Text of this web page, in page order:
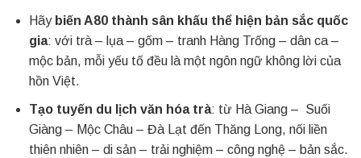
Hãy biến A80 thành sân khấu thể hiện bản sắc quốc
gia: với trà – lụa – gốm – tranh Hàng Trống – dân ca –
mộc bản, mỗi yếu tố đều là một ngôn ngữ không lời của
hồn Việt.
Tạo tuyến du lịch văn hóa trà: từ Hà Giang – Suối
Giàng – Mộc Châu – Đà Lạt đến Thăng Long, nối liền
thiên nhiên – di sản – trải nghiệm – công nghệ – bản sắc.